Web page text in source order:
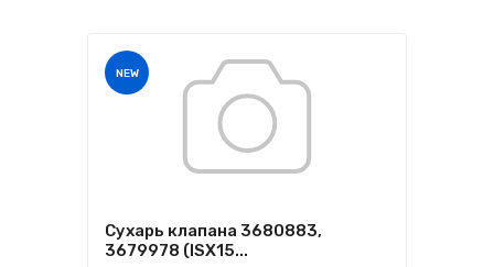
NEW
Сухарь клапана 3680883,
3679978 (ISX15...